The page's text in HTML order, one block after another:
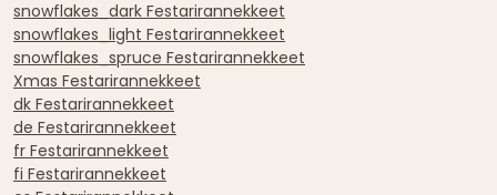
snowflakes_dark Festarirannekkeet
snowflakes_light Festarirannekkeet
snowflakes_spruce Festarirannekkeet
Xmas Festarirannekkeet
dk Festarirannekkeet
de Festarirannekkeet
fr Festarirannekkeet
fi Festarirannekkeet